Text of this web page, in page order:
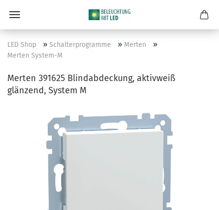
LED Shop » Schalterprogramme » Merten »
Merten System-M
Merten 391625 Blindabdeckung, aktivweiß
glänzend, System M